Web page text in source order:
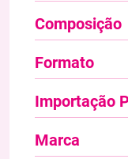
Composição
Formato
Importação
Marca